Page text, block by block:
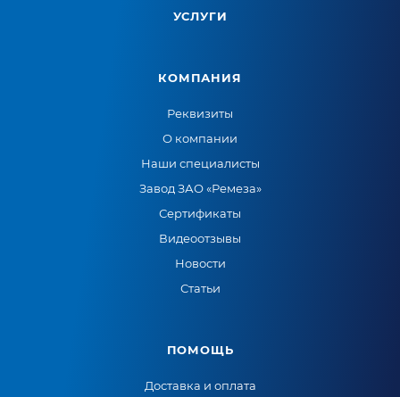
УСЛУГИ
КОМПАНИЯ
Реквизиты
О компании
Наши специалисты
Завод ЗАО «Ремеза»
Сертификаты
Видеоотзывы
Новости
Статьи
ПОМОЩЬ
Доставка и оплата